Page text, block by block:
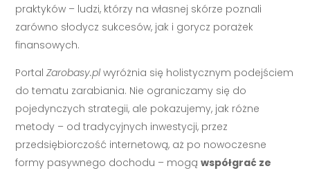
praktyków – ludzi, którzy na własnej skórze poznali
zarówno słodycz sukcesów, jak i gorycz porażek
finansowych.
PortalZarobasy.pl wyróżnia się holistycznym podejściem
do tematu zarabiania. Nie ograniczamy się do
pojedynczych strategii, ale pokazujemy, jak różne
metody – od tradycyjnych inwestycji, przez
przedsiębiorczość internetową, aż po nowoczesne
formy pasywnego dochodu – mogąwspółgrać ze